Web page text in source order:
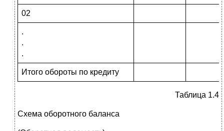
02
.
.
.
Итого обороты по кредиту
Таблица 1.4
Схема оборотного баланса